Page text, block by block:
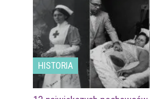
HISTORIA